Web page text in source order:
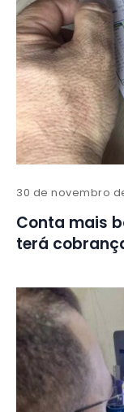
30 de novembro
Conta mais
terá